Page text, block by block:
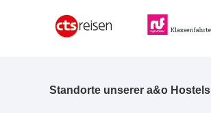
Standorte unserer a&o Hostels